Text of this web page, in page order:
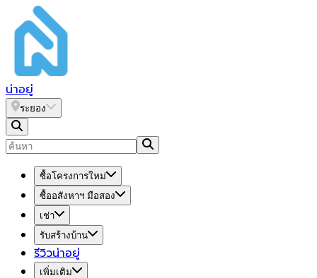
น่าอยู่
ระยอง
ซื้อโครงการใหม่
ซื้ออสังหาฯ มือสอง
เช่า
รับสร้างบ้าน
รีวิวน่าอยู่
เพิ่มเติม